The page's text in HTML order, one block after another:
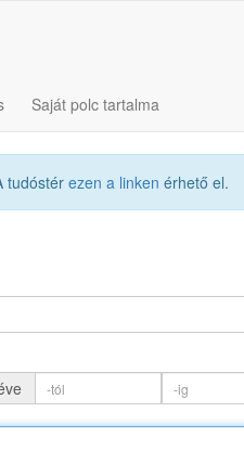
Saját polc tartalma
tudóstér ezen a linken érhető el.